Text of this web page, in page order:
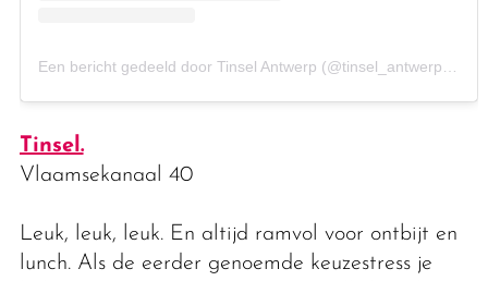
Een bericht gedeeld door Tinsel Antwerp (@tinsel_antwerp)op
Tinsel.
Vlaamsekanaal 40
Leuk, leuk, leuk. En altijd ramvol voor ontbijt en
lunch. Als de eerder genoemde keuzestress je